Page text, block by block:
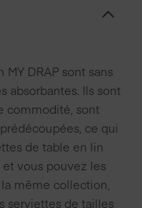
DRAP sont sans
absorbantes. Ils sont
commodité, sont
ce qui
de table en lin
vous pouvez les
même collection,
serviettes de tailles